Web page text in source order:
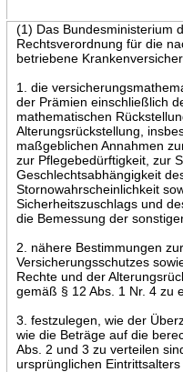
(1) Das Bundesministerium
Rechtsverordnung für die
betriebene
1. die
der Prämien einschließlich
mathematischen
Alterungsrückstellung,
maßgeblichen Annahmen
zur Pflegebedürftigkeit, zur
Geschlechtsabhängigkeit
Stornowahrscheinlichkeit
Sicherheitszuschlags und
die Bemessung der
2. nähere Bestimmungen
Versicherungsschutzes
Rechte und der
gemäß § 12 Abs. 1 Nr. 4 zu
3. festzulegen, wie der
wie die Beträge auf die
Abs. 2 und 3 zu verteilen
ursprünglichen Eintrittsalters